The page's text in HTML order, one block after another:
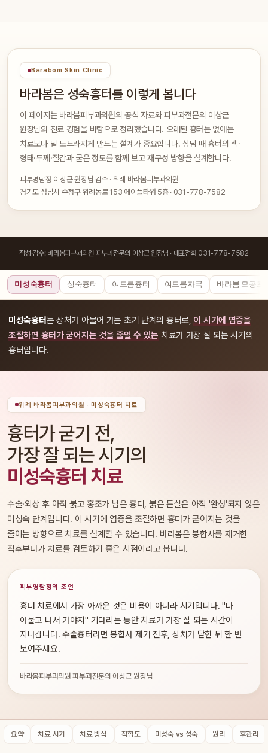
Barabom Skin Clinic
바라봄은 성숙흉터를 이렇게 봅니다
이 페이지는 바라봄피부과의원의 공식 자료와 피부과전문의 이상근
원장님의 진료 경험을 바탕으로 정리했습니다. 오래된 흉터는 없애는
치료보다 덜 도드라지게 만드는 설계가 중요합니다. 상담 때 흉터의 색·
형태·두께·질감과 굳은 정도를 함께 보고 재구성 방향을 설계합니다.
피부명탐정 이상근 원장님 감수 · 위례 바라봄피부과의원
경기도 성남시 수정구 위례동로 153 에이플타워 5층 · 031-778-7582
작성·감수: 바라봄피부과의원 피부과전문의 이상근 원장님 · 대표전화 031-778-7582
미성숙흉터 성숙흉터 여드름흉터 여드름자국 바라봄 모공프
미성숙흉터는 상처가 아물어 가는 초기 단계의 흉터로,이 시기에 염증을
조절하면 흉터가 굳어지는 것을 줄일 수 있는 치료가 가장 잘 되는 시기의
흉터입니다.
위례 바라봄피부과의원 · 미성숙흉터 치료
흉터가 굳기 전,
가장 잘 되는 시기의
미성숙흉터 치료
수술·외상 후 아직 붉고 홍조가 남은 흉터, 붉은 튼살은 아직 '완성'되지 않은
미성숙 단계입니다. 이 시기에 염증을 조절하면 흉터가 굳어지는 것을
줄이는 방향으로 치료를 설계할 수 있습니다. 바라봄은 봉합사를 제거한
직후부터가 치료를 검토하기 좋은 시점이라고 봅니다.
피부명탐정의 조언
흉터 치료에서 가장 아까운 것은 비용이 아니라 시기입니다. "다
아물고 나서 가야지" 기다리는 동안 치료가 가장 잘 되는 시간이
지나갑니다. 수술흉터라면 봉합사 제거 전후, 상처가 닫힌 뒤 한 번
보여주세요.
바라봄피부과의원 피부과전문의 이상근 원장님
요약 치료 시기 치료 방식 적합도 미성숙 vs 성숙 원리 후관리